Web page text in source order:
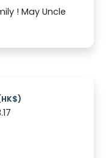
! May Uncle